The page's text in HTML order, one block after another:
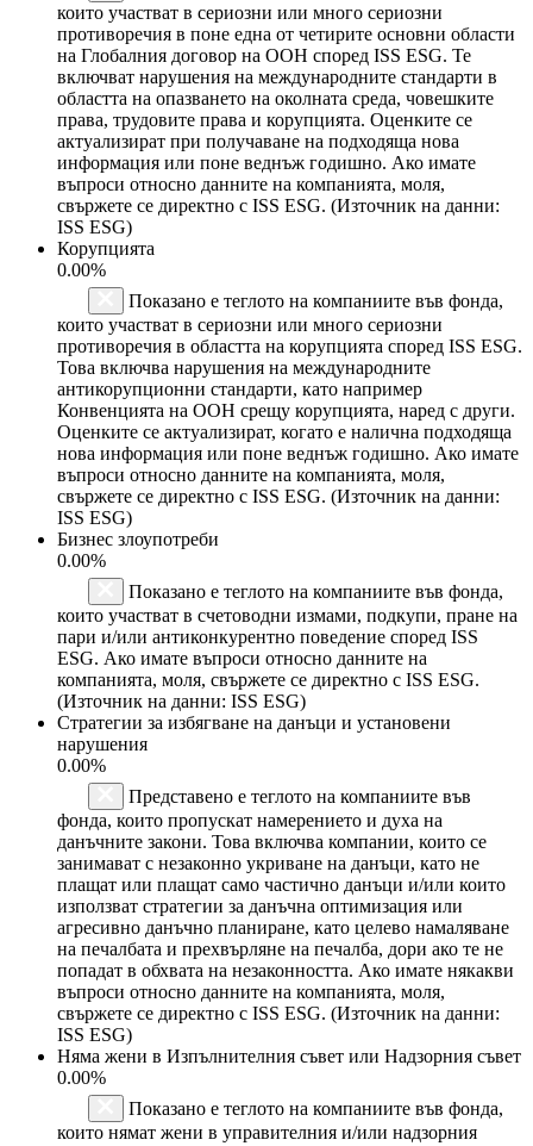
които участват в сериозни или много сериозни
противоречия в поне една от четирите основни области
на Глобалния договор на ООН според ISS ESG. Те
включват нарушения на международните стандарти в
областта на опазването на околната среда, човешките
права, трудовите права и корупцията. Оценките се
актуализират при получаване на подходяща нова
информация или поне веднъж годишно. Ако имате
въпроси относно данните на компанията, моля,
свържете се директно с ISS ESG. (Източник на данни:
ISS ESG)
Корупцията
0.00%
Показано е теглото на компаниите във фонда,
които участват в сериозни или много сериозни
противоречия в областта на корупцията според ISS ESG.
Това включва нарушения на международните
антикорупционни стандарти, като например
Конвенцията на ООН срещу корупцията, наред с други.
Оценките се актуализират, когато е налична подходяща
нова информация или поне веднъж годишно. Ако имате
въпроси относно данните на компанията, моля,
свържете се директно с ISS ESG. (Източник на данни:
ISS ESG)
Бизнес злоупотреби
0.00%
Показано е теглото на компаниите във фонда,
които участват в счетоводни измами, подкупи, пране на
пари и/или антиконкурентно поведение според ISS
ESG. Ако имате въпроси относно данните на
компанията, моля, свържете се директно с ISS ESG.
(Източник на данни: ISS ESG)
Стратегии за избягване на данъци и установени
нарушения
0.00%
Представено е теглото на компаниите във
фонда, които пропускат намерението и духа на
данъчните закони. Това включва компании, които се
занимават с незаконно укриване на данъци, като не
плащат или плащат само частично данъци и/или които
използват стратегии за данъчна оптимизация или
агресивно данъчно планиране, като целево намаляване
на печалбата и прехвърляне на печалба, дори ако те не
попадат в обхвата на незаконността. Ако имате някакви
въпроси относно данните на компанията, моля,
свържете се директно с ISS ESG. (Източник на данни:
ISS ESG)
Няма жени в Изпълнителния съвет или Надзорния съвет
0.00%
Показано е теглото на компаниите във фонда,
които нямат жени в управителния и/или надзорния